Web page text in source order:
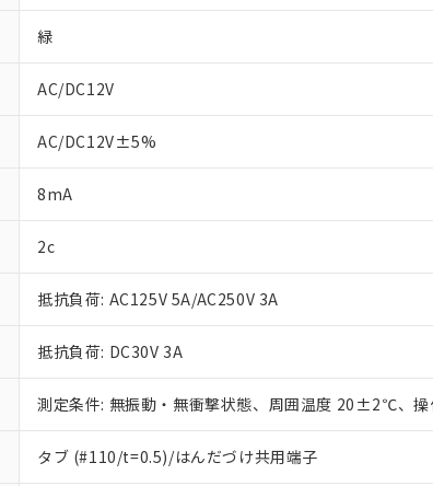
緑
AC/DC12V
AC/DC12V±5%
8mA
2c
抵抗負荷: AC125V 5A/AC250V 3A
抵抗負荷: DC30V 3A
測定条件: 無振動・無衝撃状態、周囲温度 20±2℃、
タブ (#110/t=0.5)/はんだづけ共用端子
ご利用条件
以下の条件をお読みいただき、同意のうえご利用く
※1 対応状況
対応済み：EU RoHS指令（10物質）の非含有に
対応予定：EU RoHS指令（10物質）の非含有に対
非該当品：ライセンス料など無形物で、有害物質有
仕入先様の事情により、非含有部品としていたも
があります。
※1 中国RoHS○×表